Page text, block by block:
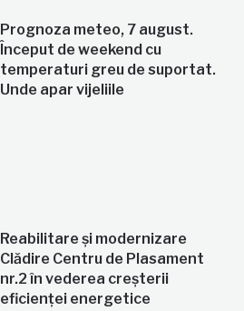
Prognoza meteo, 7 august.
Început de weekend cu
temperaturi greu de suportat.
Unde apar vijeliile
Reabilitare și modernizare
Clădire Centru de Plasament
nr.2 în vederea creșterii
eficienței energetice